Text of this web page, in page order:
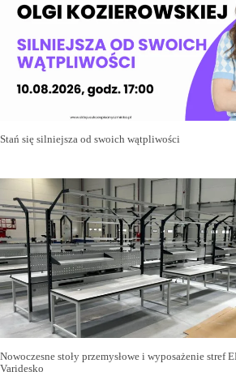
Stań się silniejsza od swoich wątpliwości
Nowoczesne stoły przemysłowe i wyposażenie stref
Varidesko